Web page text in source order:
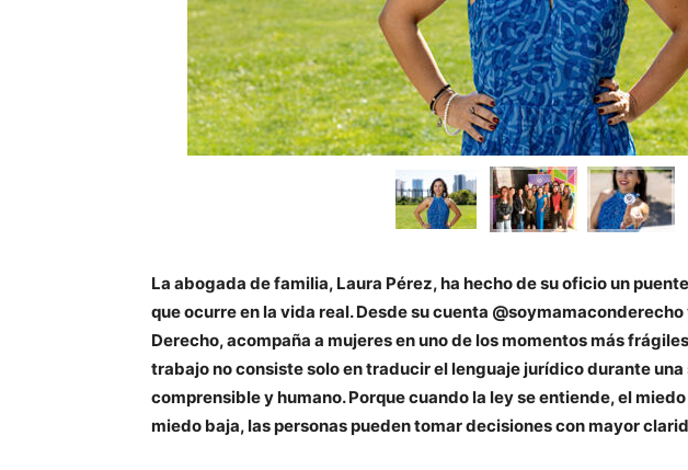
La abogada de familia, Laura Pérez, ha hecho de su oficio un
que ocurre en la vida real. Desde su cuenta
Derecho, acompaña a mujeres en uno de los momentos más
trabajo no consiste solo en traducir el lenguaje jurídico durante
comprensible y humano. Porque cuando la ley se entiende, el
miedo baja, las personas pueden tomar decisiones con mayor